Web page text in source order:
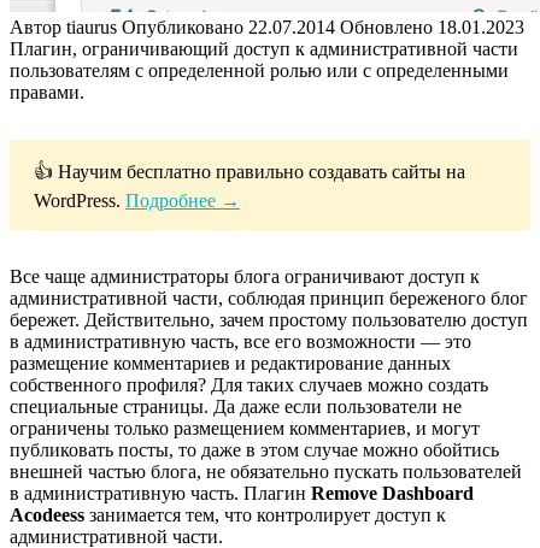
Автор tiaurus Опубликовано 22.07.2014 Обновлено 18.01.2023
Плагин, ограничивающий доступ к административной части
пользователям с определенной ролью или с определенными
правами.
👍 Научим бесплатно правильно создавать сайты на
WordPress. Подробнее →
Все чаще администраторы блога ограничивают доступ к
административной части, соблюдая принцип береженого блог
бережет. Действительно, зачем простому пользователю доступ
в административную часть, все его возможности — это
размещение комментариев и редактирование данных
собственного профиля? Для таких случаев можно создать
специальные страницы. Да даже если пользователи не
ограничены только размещением комментариев, и могут
публиковать посты, то даже в этом случае можно обойтись
внешней частью блога, не обязательно пускать пользователей
в административную часть. Плагин Remove Dashboard
Acodeess занимается тем, что контролирует доступ к
административной части.